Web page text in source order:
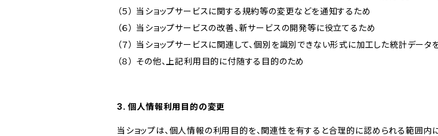
（５） 当ショップサービスに関する規約等の変更などを通知するため
（６） 当ショップサービスの改善、新サービスの開発等に役立てるため
（７） 当ショップサービスに関連して、個別を識別できない形式に加工した統計データ
（８） その他、上記利用目的に付随する目的のため
3. 個人情報利用目的の変更
当ショップは、個人情報の利用目的を、関連性を有すると合理的に認められる範囲